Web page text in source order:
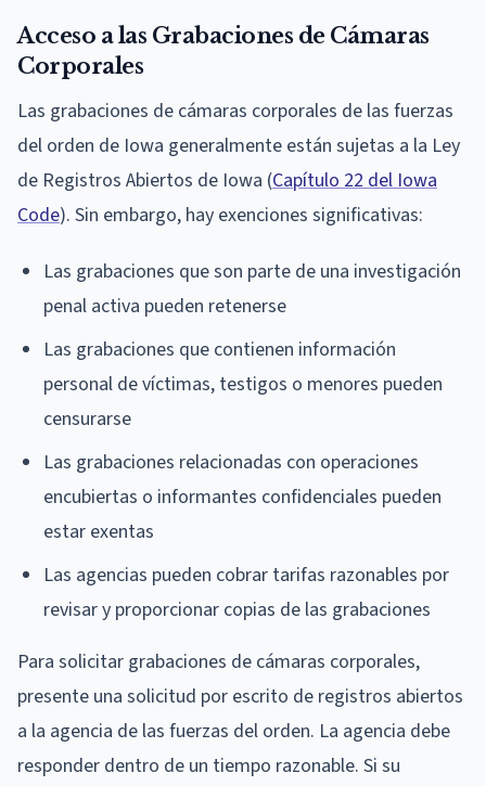
Acceso a las Grabaciones de Cámaras
Corporales
Las grabaciones de cámaras corporales de las fuerzas
del orden de Iowa generalmente están sujetas a la Ley
de Registros Abiertos de Iowa (Capítulo 22 del Iowa
Code). Sin embargo, hay exenciones significativas:
Las grabaciones que son parte de una investigación
penal activa pueden retenerse
Las grabaciones que contienen información
personal de víctimas, testigos o menores pueden
censurarse
Las grabaciones relacionadas con operaciones
encubiertas o informantes confidenciales pueden
estar exentas
Las agencias pueden cobrar tarifas razonables por
revisar y proporcionar copias de las grabaciones
Para solicitar grabaciones de cámaras corporales,
presente una solicitud por escrito de registros abiertos
a la agencia de las fuerzas del orden. La agencia debe
responder dentro de un tiempo razonable. Si su